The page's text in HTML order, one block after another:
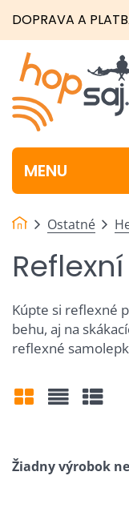
DOPRAVA A
MENU
Ostatné
Kúpte si reflexné
behu, aj na
reflexné